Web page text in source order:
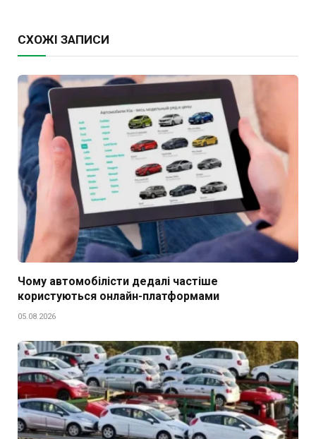
СХОЖІ ЗАПИСИ
Чому автомобілісти дедалі частіше
користуються онлайн-платформами
05.08.2026